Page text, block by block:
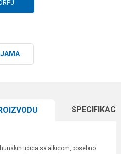
udica sa alkicom, posebno